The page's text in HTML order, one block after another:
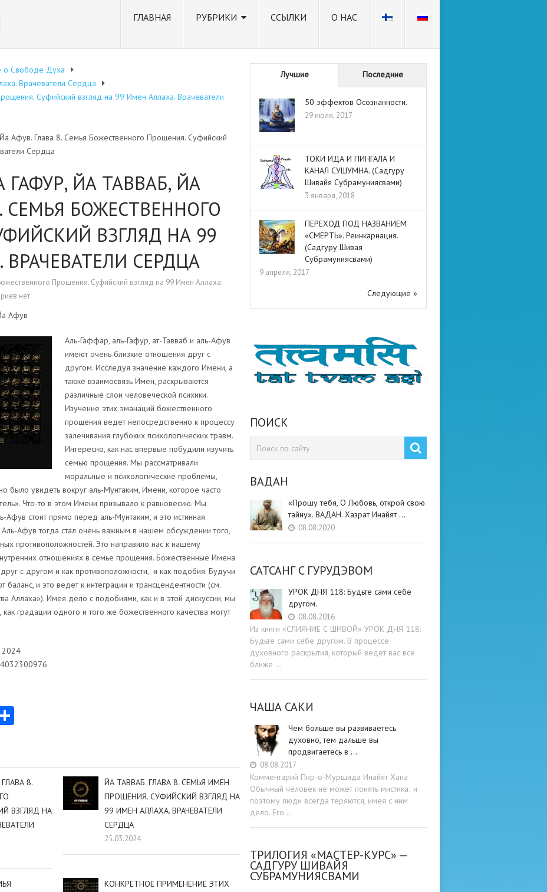
ГЛАВНАЯ РУБРИКИ ССЫЛКИ О НАС
о Свободе Духа
Врачеватели Сердца
Суфийский взгляд на 99 Имен Аллаха. Врачеватели
Афув. Глава 8. Семья Божественного Прощения. Суфийский
Сердца
ГАФУР, ЙА ТАВВАБ, ЙА
СЕМЬЯ БОЖЕСТВЕННОГО
ВЗГЛЯД НА 99
СЕРДЦА
Прощения. Суфийский взгляд на 99 Имен Аллаха.
нет
Афув
Аль-Гаффар, аль-Гафур, ат-Тавваб и аль-Афув
имеют очень близкие отношения друг с
другом. Исследуя значение каждого Имени, а
также взаимосвязь Имен, раскрываются
различные слои человеческой психики.
Изучение этих эманаций божественного
прощения ведет непосредственно к процессу
залечивания глубоких психологических травм.
Интересно, как нас впервые побудили изучить
семью прощения. Мы рассматривали
моральные и психологические проблемы,
было увидеть вокруг аль-Мунтаким, Имени, которое часто
Что-то в этом Имени призывало к равновесию. Мы
Афув стоит прямо перед аль-Мунтаким, и это истинная
Аль-Афув тогда стал очень важным в нашем обсуждении того,
противоположностей. Это направило нас к нашему
отношениях в семье прощения. Божественные Имена
с другом и как противоположности, и как подобия. Будучи
и это ведет к интеграции и трансцендентности (см.
Аллаха»). Имея дело с подобиями, как и в этой дискуссии, мы
градации одного и того же божественного качества могут
2024
Отправить
8.
ВЗГЛЯД НА
ЙА ТАВВАБ. ГЛАВА 8. СЕМЬЯ ИМЕН
ПРОЩЕНИЯ. СУФИЙСКИЙ ВЗГЛЯД НА
99 ИМЕН АЛЛАХА. ВРАЧЕВАТЕЛИ
СЕРДЦА
25.03.2024
КОНКРЕТНОЕ ПРИМЕНЕНИЕ ЭТИХ
Лучшие Последние
50 эффектов Осознанности.
29 июля, 2017
ТОКИ ИДА И ПИНГАЛА И
КАНАЛ СУШУМНА. (Садгуру
Шивайя Субрамуниясвами)
3 января, 2018
ПЕРЕХОД ПОД НАЗВАНИЕМ
«СМЕРТЬ». Реинкарнация.
(Садгуру Шивая
Субрамуниясвами)
9 апреля, 2017
Следующие »
ПОИСК
ВАДАН
«Прошу тебя, О Любовь, открой свою
тайну». ВАДАН. Хазрат Инайят …
08.08.2020
САТСАНГ C ГУРУДЭВОМ
УРОК ДНЯ 118: Будьте cами cебе
другом.
08.08.2016
Из книги «СЛИЯНИЕ С ШИВОЙ» УРОК ДНЯ 118:
Будьте cами cебе другом. В процессе
духовного раскрытия, который ведет вас все
ближе …
ЧАША САКИ
Чем больше вы развиваетесь
духовно, тем дальше вы
продвигаетесь в …
08.08.2017
Комментарий Пир-о-Муршида Инайят Хана
Обычный человек не может понять мистика; и
поэтому люди всегда теряются, имея с ним
дело. Его …
ТРИЛОГИЯ «МАСТЕР-КУРС» —
САДГУРУ ШИВАЙЯ
СУБРАМУНИЯСВАМИ